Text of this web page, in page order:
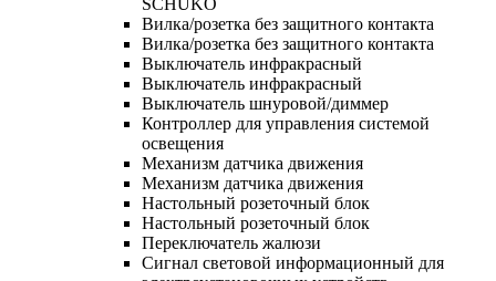
Вилка/розетка без защитного контакта
Вилка/розетка без защитного контакта
Выключатель инфракрасный
Выключатель инфракрасный
Выключатель шнуровой/диммер
Контроллер для управления системой
освещения
Механизм датчика движения
Механизм датчика движения
Настольный розеточный блок
Настольный розеточный блок
Переключатель жалюзи
Сигнал световой информационный для